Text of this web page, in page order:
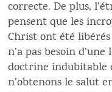
correcte. De plus,
pensent que les
Christ ont été
n’a pas besoin
doctrine indubitable
n’obtenons le salut